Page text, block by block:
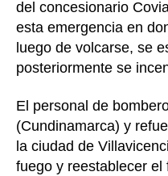
del concesionario
esta emergencia en
luego de volcarse, se
posteriormente se
El personal de
(Cundinamarca) y
la ciudad de
fuego y reestablecer el